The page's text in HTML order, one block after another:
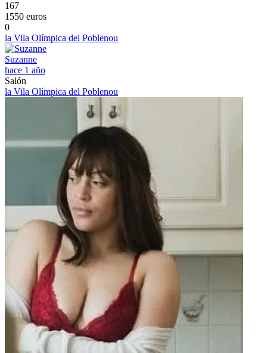
167
1550 euros
0
la Vila Olímpica del Poblenou
Suzanne
hace 1 año
Salón
la Vila Olímpica del Poblenou